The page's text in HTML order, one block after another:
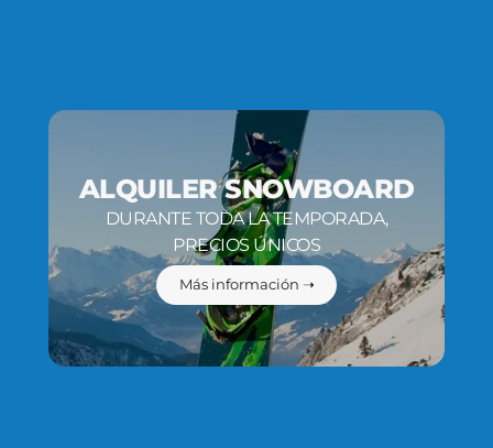
ALQUILER SNOWBOARD
DURANTE TODA LA TEMPORADA,
PRECIOS ÚNICOS
Más información ➝